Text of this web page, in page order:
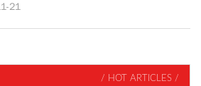
21
/ HOT ARTICLES /